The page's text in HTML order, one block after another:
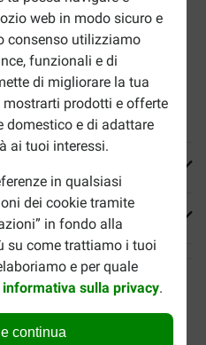
web in modo sicuro e
consenso utilizziamo
funzionali e di
di migliorare la tua
prodotti e offerte
domestico e di adattare
ai tuoi interessi.
in qualsiasi
dei cookie tramite
in fondo alla
su come trattiamo i tuoi
e per quale
informativa sulla privacy.
continua
aiutano a bruciare il grasso
sana massa muscolare
testati sostengono la